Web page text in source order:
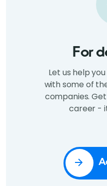
For
Let us help
with some of
companies.
career -